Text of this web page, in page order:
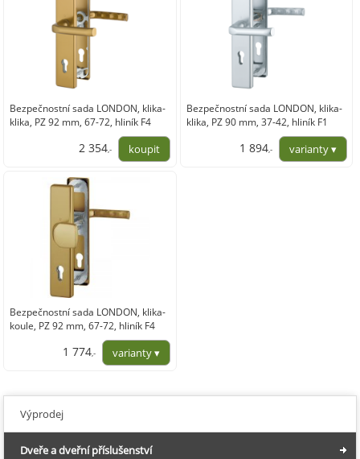
Bezpečnostní sada LONDON, klika-
klika, PZ 92 mm, 67-72, hliník F4
2 354,-
Bezpečnostní sada LONDON, klika-
klika, PZ 90 mm, 37-42, hliník F1
stříbrná a F4 elox bronz
1 894,-
Bezpečnostní sada LONDON, klika-
koule, PZ 92 mm, 67-72, hliník F4
bronz a F1 stříbrný elox
1 774,-
Výprodej
Dveře a dveřní příslušenství